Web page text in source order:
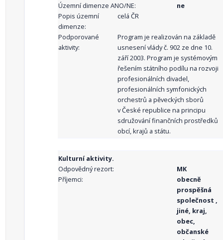
Územní dimenze ANO/NE:
ne
Popis územní
dimenze:
celá ČR
Podporované
aktivity:
Program je realizován na základě
usnesení vlády č. 902 ze dne 10.
září 2003. Program je systémovým
řešením státního podílu na rozvoji
profesionálních divadel,
profesionálních symfonických
orchestrů a pěveckých sborů
v České republice na principu
sdružování finančních prostředků
obcí, krajů a státu.
Kulturní aktivity.
Odpovědný rezort:
MK
Příjemci:
obecně
prospěšná
společnost ,
jiné, kraj,
obec,
občanské